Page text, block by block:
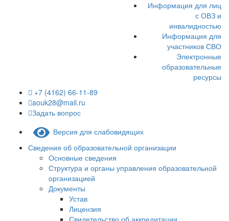
Информация для лиц
с ОВЗ и
инвалидностью
Информация для
участников СВО
Электронные
образовательные
ресурсы
+7 (4162) 66-11-89
aouk28@mail.ru
Задать вопрос
Версия для слабовидящих
Сведения об образовательной организации
Основные сведения
Структура и органы управления образовательной
организацией
Документы
Устав
Лицензия
Свидетельство об аккредитации